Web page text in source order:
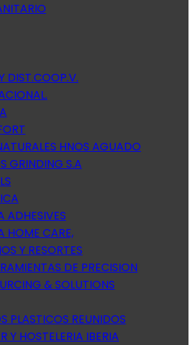
DIST.COOP.V.
HNOS AGUADO
GRINDING S.A
ADHESIVES
HOME CARE,
Y RESORTES
DE PRECISION
& SOLUTIONS
PLASTICOS REUNIDOS
Y HOSTELERIA IBERIA